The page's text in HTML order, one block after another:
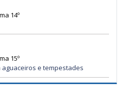
14º
15º
aguaceiros e tempestades